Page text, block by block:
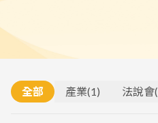
全部 產業(1) 法說會(